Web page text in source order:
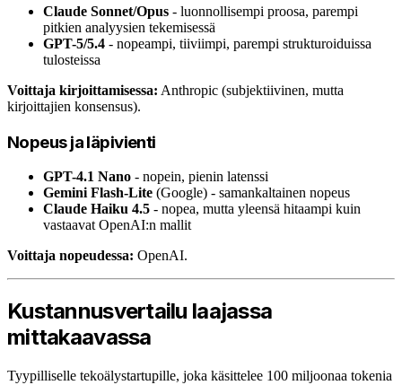
Claude Sonnet/Opus - luonnollisempi proosa, parempi
pitkien analyysien tekemisessä
GPT-5/5.4 - nopeampi, tiiviimpi, parempi strukturoiduissa
tulosteissa
Voittaja kirjoittamisessa: Anthropic (subjektiivinen, mutta
kirjoittajien konsensus).
Nopeus ja läpivienti
GPT-4.1 Nano - nopein, pienin latenssi
Gemini Flash-Lite (Google) - samankaltainen nopeus
Claude Haiku 4.5 - nopea, mutta yleensä hitaampi kuin
vastaavat OpenAI:n mallit
Voittaja nopeudessa: OpenAI.
Kustannusvertailu laajassa
mittakaavassa
Tyypilliselle tekoälystartupille, joka käsittelee 100 miljoonaa tokenia